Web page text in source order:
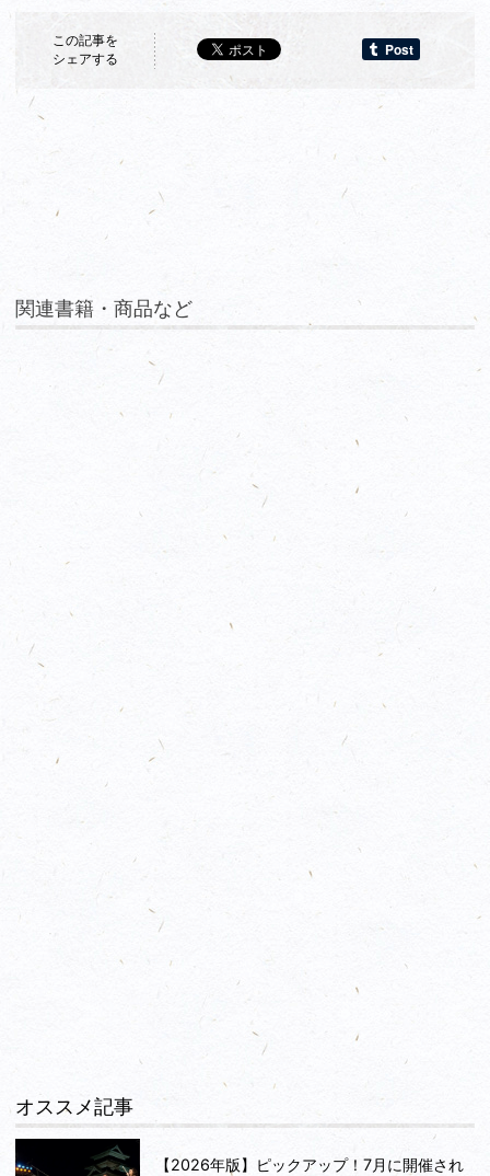
この記事を
シェアする
関連書籍・商品など
オススメ記事
【2026年版】ピックアップ！7月に開催され